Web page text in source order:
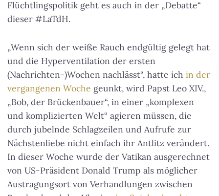
Flüchtlingspolitik geht es auch in der „Debatte“
dieser #LaTdH.
„Wenn sich der weiße Rauch endgültig gelegt hat
und die Hyperventilation der ersten
(Nachrichten-)Wochen nachlässt“, hatte ich in der
vergangenen Woche geunkt, wird Papst Leo XIV.,
„Bob, der Brückenbauer“, in einer „komplexen
und komplizierten Welt“ agieren müssen, die
durch jubelnde Schlagzeilen und Aufrufe zur
Nächstenliebe nicht einfach ihr Antlitz verändert.
In dieser Woche wurde der Vatikan ausgerechnet
von US-Präsident Donald Trump als möglicher
Austragungsort von Verhandlungen zwischen